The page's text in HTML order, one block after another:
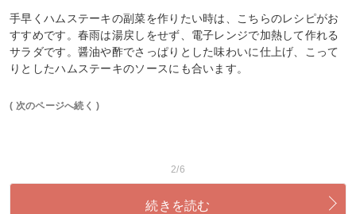
手早くハムステーキの副菜を作りたい時は、こちらのレシピがお
すすめです。春雨は湯戻しをせず、電子レンジで加熱して作れる
サラダです。醤油や酢でさっぱりとした味わいに仕上げ、こって
りとしたハムステーキのソースにも合います。
( 次のページへ続く )
2/6
続きを読む